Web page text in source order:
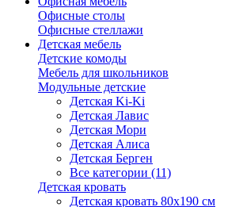
Офисные столы
Офисные стеллажи
Детская мебель
Детские комоды
Мебель для школьников
Модульные детские
Детская Ki-Ki
Детская Лавис
Детская Мори
Детская Алиса
Детская Берген
Все категории (11)
Детская кровать
Детская кровать 80х190 см